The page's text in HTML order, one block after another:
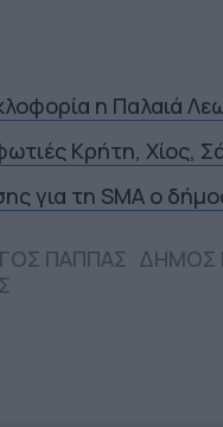
η Παλαιά
Κρήτη, Χίος,
για τη SMA ο
ΠΑΠΠΑΣ ΔΗΜΟΣ